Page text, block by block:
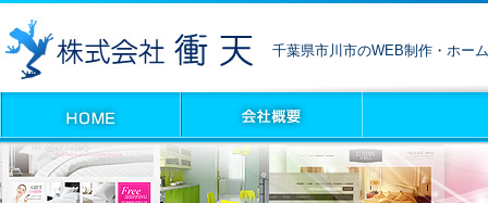
千葉県市川市のWEB制作・ホー